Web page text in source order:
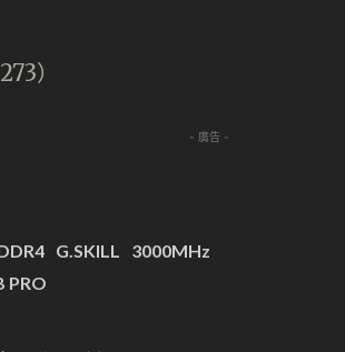
）
- 廣告 -
G.SKILL
3000MHz
PRO